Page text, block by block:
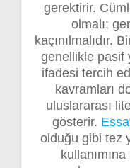
gerektirir.
olmalı;
kaçınılmalıdır.
genellikle pasif
ifadesi tercih
kavramları
uluslararası
gösterir.
olduğu gibi tez